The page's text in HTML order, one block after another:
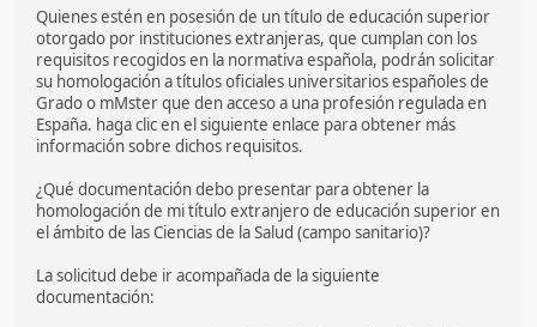
Quienes estén en posesión de un título de educación superior
otorgado por instituciones extranjeras, que cumplan con los
requisitos recogidos en la normativa española, podrán solicitar
su homologación a títulos oficiales universitarios españoles de
Grado o mMster que den acceso a una profesión regulada en
España. haga clic en el siguiente enlace para obtener más
información sobre dichos requisitos.
¿Qué documentación debo presentar para obtener la
homologación de mi título extranjero de educación superior en
el ámbito de las Ciencias de la Salud (campo sanitario)?
La solicitud debe ir acompañada de la siguiente
documentación: